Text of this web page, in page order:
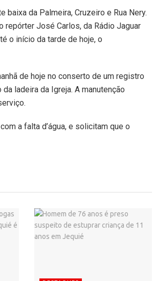
baixa da Palmeira, Cruzeiro e Rua Nery.
repórter José Carlos, da Rádio Jaguar
o início da tarde de hoje, o
de hoje no conserto de um registro
ladeira da Igreja. A manutenção
a falta d’água, e solicitam que o